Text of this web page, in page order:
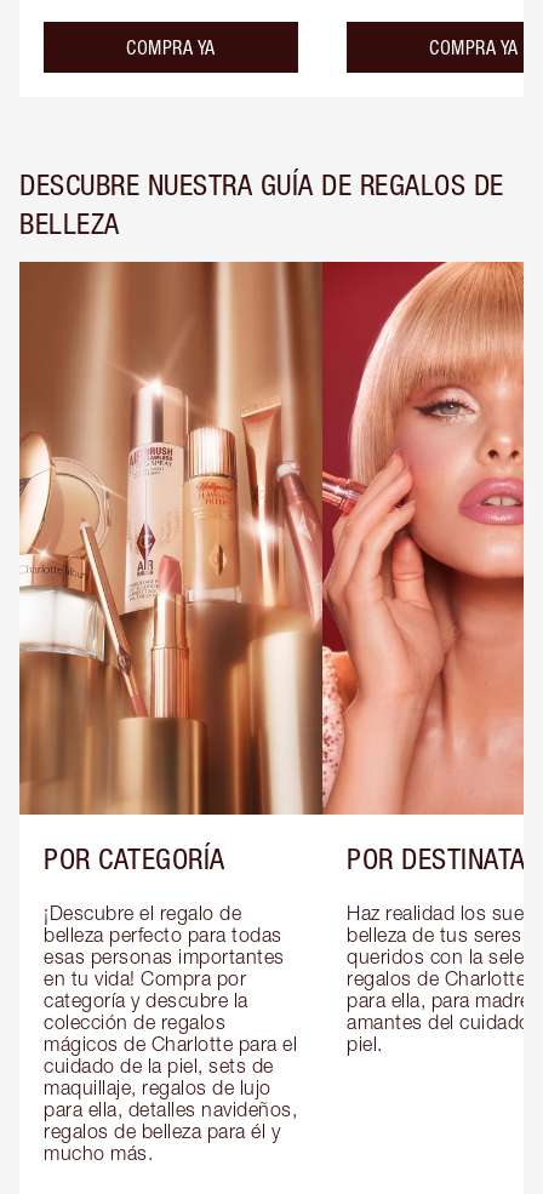
COMPRA YA COMPRA YA
DESCUBRE NUESTRA GUÍA DE REGALOS DE
BELLEZA
POR CATEGORÍA
¡Descubre el regalo de
belleza perfecto para todas
esas personas importantes
en tu vida! Compra por
categoría y descubre la
colección de regalos
mágicos de Charlotte para el
cuidado de la piel, sets de
maquillaje, regalos de lujo
para ella, detalles navideños,
regalos de belleza para él y
mucho más.
POR
Haz realidad los
belleza de tus seres
queridos con la
regalos de Charlotte
para ella, para
amantes del cuidado
piel.